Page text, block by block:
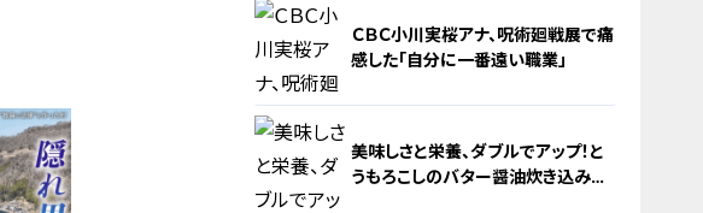
4
ＣＢＣ小川実桜アナ、呪術廻戦展で痛
感した「自分に一番遠い職業」
美味しさと栄養、ダブルでアップ！と
うもろこしのバター醤油炊き込みご